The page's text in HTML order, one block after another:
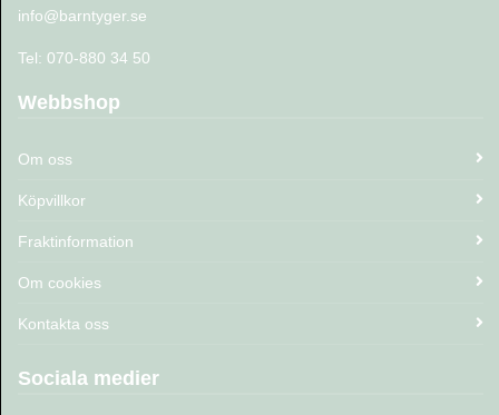
info@barntyger.se
Tel: 070-880 34 50
Webbshop
Om oss
Köpvillkor
Fraktinformation
Om cookies
Kontakta oss
Sociala medier